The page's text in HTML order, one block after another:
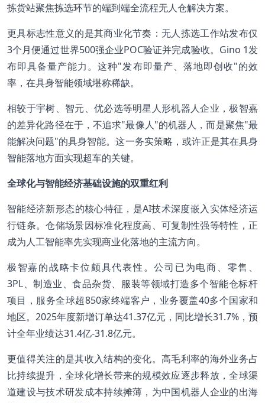
拣货站聚焦拣选环节的端到端全流程无人仓解决方案。
更具标志性意义的是其商业化节奏：无人拣选工作站发布仅
3个月便通过世界500强企业POC验证并完成验收。Gino 1发
布即具备量产能力。这种"发布即量产、落地即创收"的效
率，在具身智能领域堪称稀缺。
相较于宇树、智元、优必选等明星人形机器人企业，极智嘉
的差异化路径在于，不追求"最像人"的机器人，而是聚焦"最
能解决问题"的具身智能。这一务实策略，或许正是其在具身
智能落地方面实现超车的关键。
全球化与智能经济基础设施的双重红利
智能经济新形态的核心特征，是AI技术深度嵌入实体经济运
行链条。仓储场景因标准化程度高、可复制性强等特性，正
成为人工智能率先实现商业化落地的主流方向。
极智嘉的战略卡位颇具代表性。公司已为电商、零售、
3PL、制造业、食品杂货、服装等领域打造多个智能仓标杆
项目，服务全球超850家终端客户，业务覆盖40多个国家和
地区。2025年度新增订单达41.37亿元，同比增长31.7%，预
计全年业绩达31.4亿-31.8亿元。
更值得关注的是其收入结构的变化。高毛利率的海外业务占
比持续提升，全球化增长带来的规模效应逐步释放，全球渠
道建设与技术研发成本持续摊薄，为中国机器人企业的出海